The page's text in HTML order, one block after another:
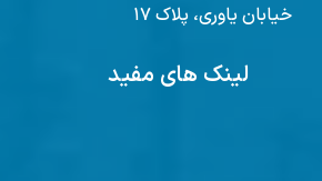
لینک های مفید
خیابان یاوری، پلاک ۱۷